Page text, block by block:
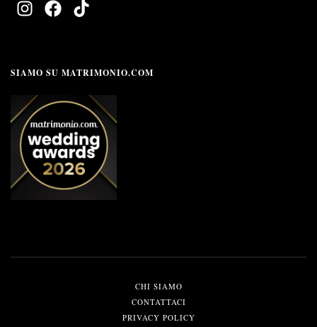
SIAMO SU MATRIMONIO.COM
CHI SIAMO
CONTATTACI
PRIVACY POLICY